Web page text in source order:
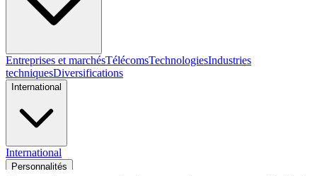
Entreprises et marchésTélécomsTechnologiesIndustries
techniquesDiversifications
International
International
Personnalités